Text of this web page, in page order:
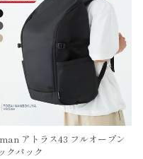
アトラス43 フルオープン
クパック